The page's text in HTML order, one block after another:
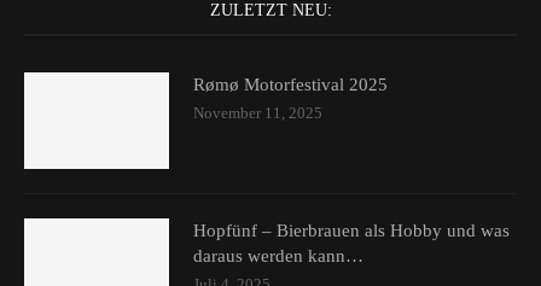
ZULETZT NEU:
Rømø Motorfestival 2025
November 11, 2025
Hopfünf – Bierbrauen als Hobby und was
daraus werden kann…